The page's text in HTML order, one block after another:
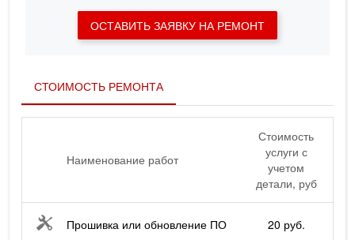
ОСТАВИТЬ ЗАЯВКУ НА РЕМОНТ
СТОИМОСТЬ РЕМОНТА
Наименование работ
Стоимость
услуги с
учетом
детали, руб
Прошивка или обновление ПО 20 руб.